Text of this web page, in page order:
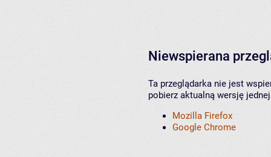
Niewspierana
Ta przeglądarka nie jest
pobierz aktualną wersję
Mozilla Firefox
Google Chrome